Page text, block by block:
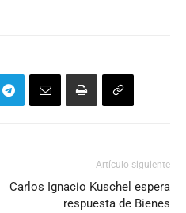
Artículo siguiente
Carlos Ignacio Kuschel espera
respuesta de Bienes